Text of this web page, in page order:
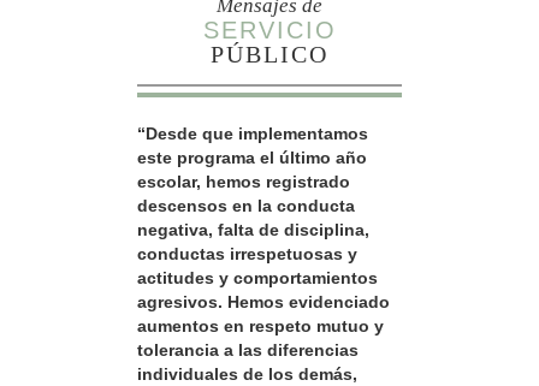
Mensajes de
SERVICIO
PÚBLICO
“Desde que implementamos
este programa el último año
escolar, hemos registrado
descensos en la conducta
negativa, falta de disciplina,
conductas irrespetuosas y
actitudes y comportamientos
agresivos. Hemos evidenciado
aumentos en respeto mutuo y
tolerancia a las diferencias
individuales de los demás,